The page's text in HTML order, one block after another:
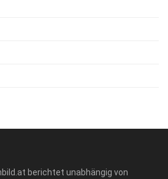
berichtet unabhängig von